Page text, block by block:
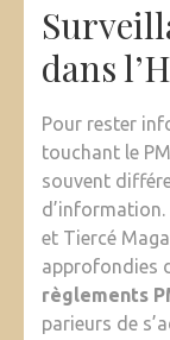
dans
Pour rester
touchant le
souvent
et Tiercé
approfondies
règlements
parieurs de